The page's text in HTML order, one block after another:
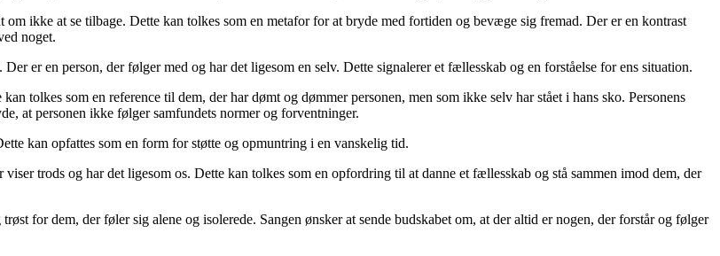
ikke at se tilbage. Dette kan tolkes som en metafor for at bryde med fortiden og bevæge sig fremad. Der er en kontrast
noget.
er en person, der følger med og har det ligesom en selv. Dette signalerer et fællesskab og en forståelse for ens situation.
tolkes som en reference til dem, der har dømt og dømmer personen, men som ikke selv har stået i hans sko. Personens
at personen ikke følger samfundets normer og forventninger.
kan opfattes som en form for støtte og opmuntring i en vanskelig tid.
trods og har det ligesom os. Dette kan tolkes som en opfordring til at danne et fællesskab og stå sammen imod dem, der
for dem, der føler sig alene og isolerede. Sangen ønsker at sende budskabet om, at der altid er nogen, der forstår og følger